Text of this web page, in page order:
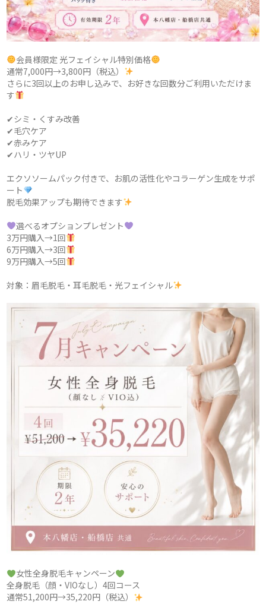
会員様限定 光フェイシャル特別価格
通常7,000円→3,800円（税込）
さらに3回以上のお申し込みで、お好きな回数分ご利用いただけま
す
✔シミ・くすみ改善
✔毛穴ケア
✔赤みケア
✔ハリ・ツヤUP
エクソソームパック付きで、お肌の活性化やコラーゲン生成をサポ
ート
脱毛効果アップも期待できます
選べるオプションプレゼント
3万円購入→1回
6万円購入→3回
9万円購入→5回
対象：眉毛脱毛・耳毛脱毛・光フェイシャル
女性全身脱毛キャンペーン
全身脱毛（顔・VIOなし）4回コース
通常51,200円→35,220円（税込）